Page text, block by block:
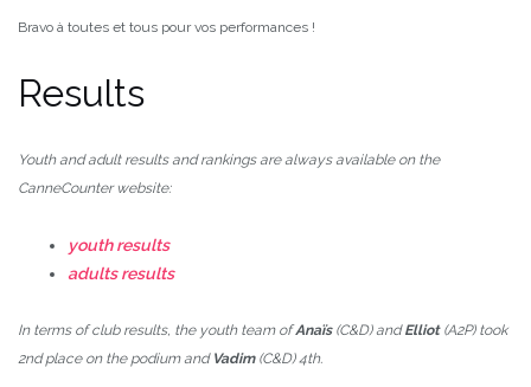
Bravo à toutes et tous pour vos performances !
Results
Youth and adult results and rankings are always available on the
CanneCounter website:
youth results
adults results
In terms of club results, the youth team ofAnaïs (C&D) andElliot (A2P) took
2nd place on the podium and Vadim (C&D) 4th.